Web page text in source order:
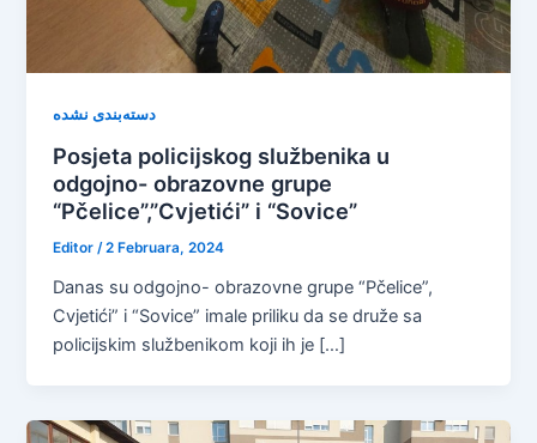
دسته‌بندی نشده
Posjeta policijskog službenika u
odgojno- obrazovne grupe
“Pčelice”,”Cvjetići” i “Sovice”
Editor/2 Februara, 2024
Danas su odgojno- obrazovne grupe “Pčelice”,
Cvjetići” i “Sovice” imale priliku da se druže sa
policijskim službenikom koji ih je […]